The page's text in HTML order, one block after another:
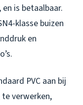
is betaalbaar.
klasse buizen
en
PVC aan bij
verwerken,